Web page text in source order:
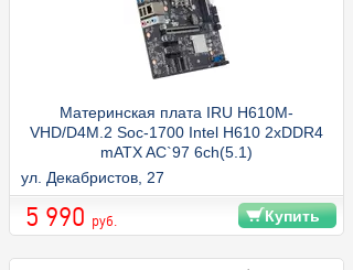
Материнская плата IRU H610M-
VHD/D4M.2 Soc-1700 Intel H610 2xDDR4
mATX AC`97 6ch(5.1)
GbLAN+VGA+HDMI+DP
ул. Декабристов, 27
5 990 руб. Купить